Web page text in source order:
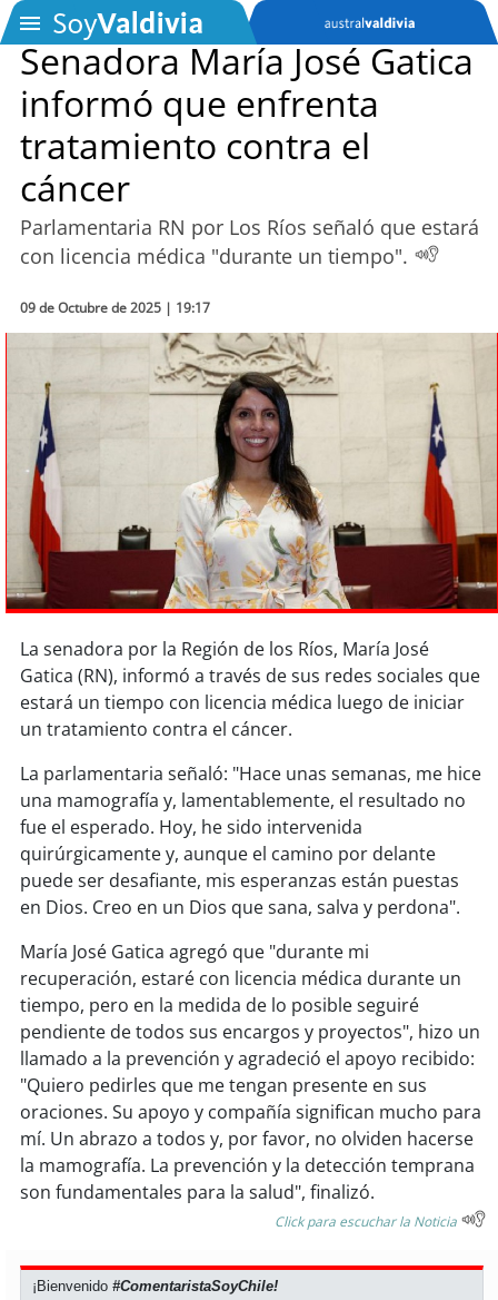
SOYTV
Podcast
Actualidad
Economía
Deportes
Tecnología
soyarica
soyiquique
soycalama
soyantofagasta
soycopiapó
soyvalparaíso
soyquillota
soy sanantonio
soychillán
soysancarlos
soytalcahuano
soycoronel
Senadora María José Gatica
informó que enfrenta
tratamiento contra el
cáncer
Parlamentaria RN por Los Ríos señaló que estará
con licencia médica "durante un tiempo".
09 de Octubre de 2025 | 19:17
La senadora por la Región de los Ríos, María José
Gatica (RN), informó a través de sus redes sociales que
estará un tiempo con licencia médica luego de iniciar
un tratamiento contra el cáncer.
La parlamentaria señaló: "Hace unas semanas, me hice
una mamografía y, lamentablemente, el resultado no
fue el esperado. Hoy, he sido intervenida
quirúrgicamente y, aunque el camino por delante
puede ser desafiante, mis esperanzas están puestas
en Dios. Creo en un Dios que sana, salva y perdona".
María José Gatica agregó que "durante mi
recuperación, estaré con licencia médica durante un
tiempo, pero en la medida de lo posible seguiré
pendiente de todos sus encargos y proyectos", hizo un
llamado a la prevención y agradeció el apoyo recibido:
"Quiero pedirles que me tengan presente en sus
oraciones. Su apoyo y compañía significan mucho para
mí. Un abrazo a todos y, por favor, no olviden hacerse
la mamografía. La prevención y la detección temprana
son fundamentales para la salud", finalizó.
Click para escuchar la Noticia
¡Bienvenido#ComentaristaSoyChile!